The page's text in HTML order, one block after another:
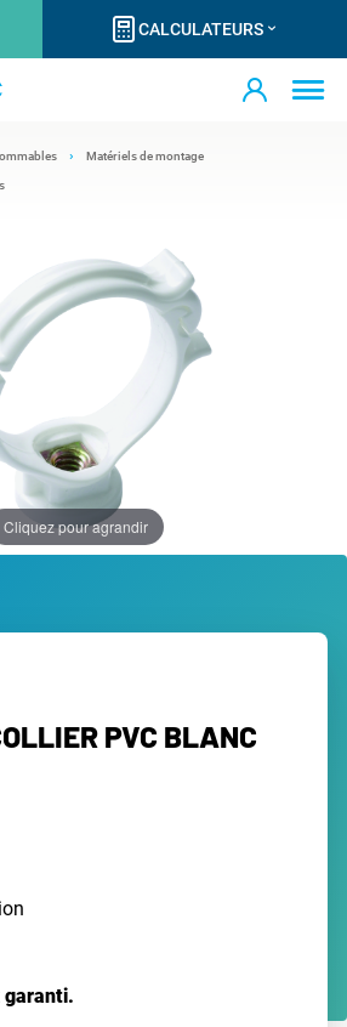
CALCULATEURS
Matériels de montage
Cliquez pour agrandir
PVC BLANC